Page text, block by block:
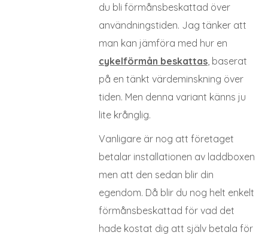
du bli förmånsbeskattad över
användningstiden. Jag tänker att
man kan jämföra med hur en
cykelförmån beskattas , baserat
på en tänkt värdeminskning över
tiden. Men denna variant känns ju
lite krånglig.
Vanligare är nog att företaget
betalar installationen av laddboxen
men att den sedan blir din
egendom. Då blir du nog helt enkelt
förmånsbeskattad för vad det
hade kostat dig att själv betala för